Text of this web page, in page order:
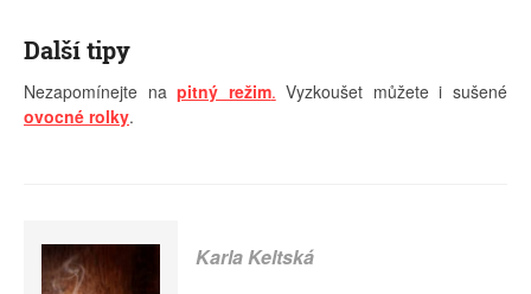
Další tipy
Nezapomínejte napitný režim. Vyzkoušet můžete i sušené
ovocné rolky.
Karla Keltská